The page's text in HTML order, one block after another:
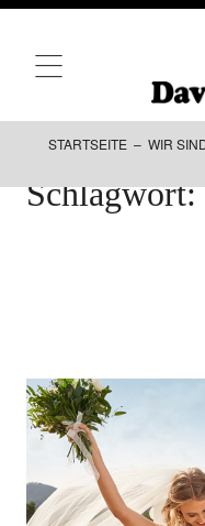
Inhalt
STARTSEITE – WIR
Schlagwort: